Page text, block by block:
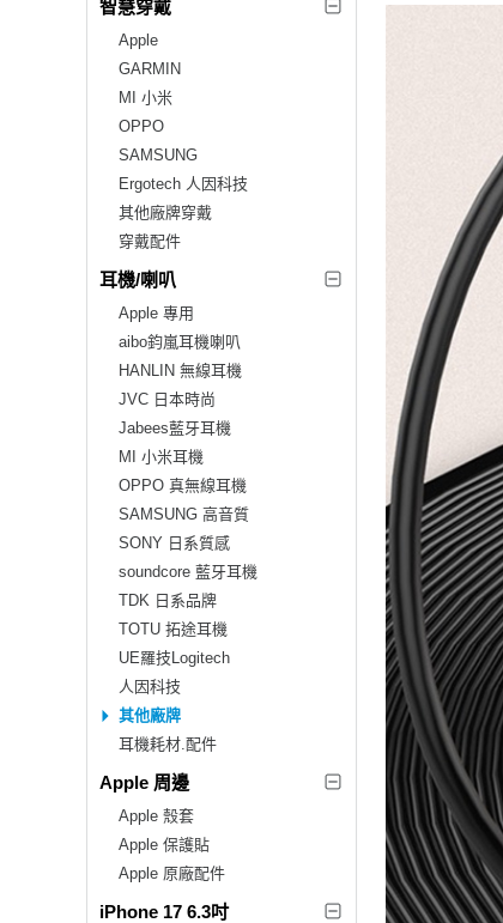
智慧穿戴
Apple
GARMIN
MI 小米
OPPO
SAMSUNG
Ergotech 人因科技
其他廠牌穿戴
穿戴配件
耳機/喇叭
Apple 專用
aibo鈞嵐耳機喇叭
HANLIN 無線耳機
JVC 日本時尚
Jabees藍牙耳機
MI 小米耳機
OPPO 真無線耳機
SAMSUNG 高音質
SONY 日系質感
soundcore 藍牙耳機
TDK 日系品牌
TOTU 拓途耳機
UE羅技Logitech
人因科技
其他廠牌
耳機耗材.配件
Apple 周邊
Apple 殼套
Apple 保護貼
Apple 原廠配件
iPhone 17 6.3吋